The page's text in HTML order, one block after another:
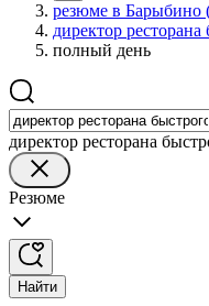
резюме в Барыбино
директор
полный день
директор ресторана
Резюме
Найти